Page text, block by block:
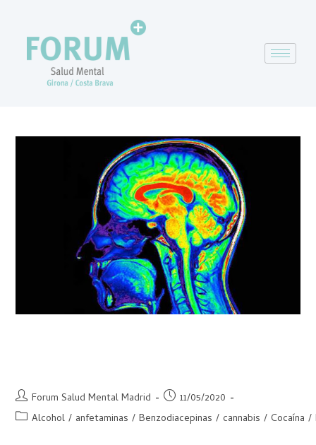
Forum Salud Mental Madrid
11/05/2020
Alcohol / anfetaminas / Benzodiacepinas / cannabis / Cocaína /